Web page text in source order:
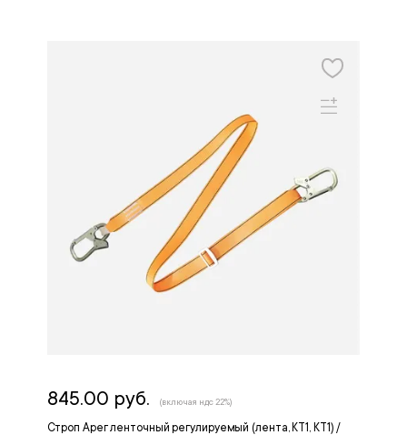
Строп Арег ленточный регулируемый (лента, КТ1, КТ1) /
845.00 руб. (включая ндс 22%)